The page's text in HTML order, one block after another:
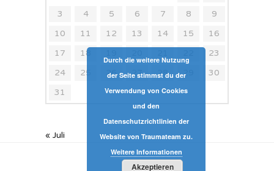
3
4 5 6 7 8
9
10
11 12 13 14 15
16
17
18
23
24
25 26 27 28 29
30
31
« Juli
Durch die weitere Nutzung
der Seite stimmst du der
Verwendung von Cookies
und den
Datenschutzrichtlinien der
Website von Traumateam zu.
Weitere Informationen
Akzeptieren